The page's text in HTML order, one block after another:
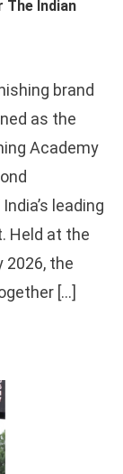
The Indian
brand
as the
Academy
leading
Held at the
2026, the
[…]